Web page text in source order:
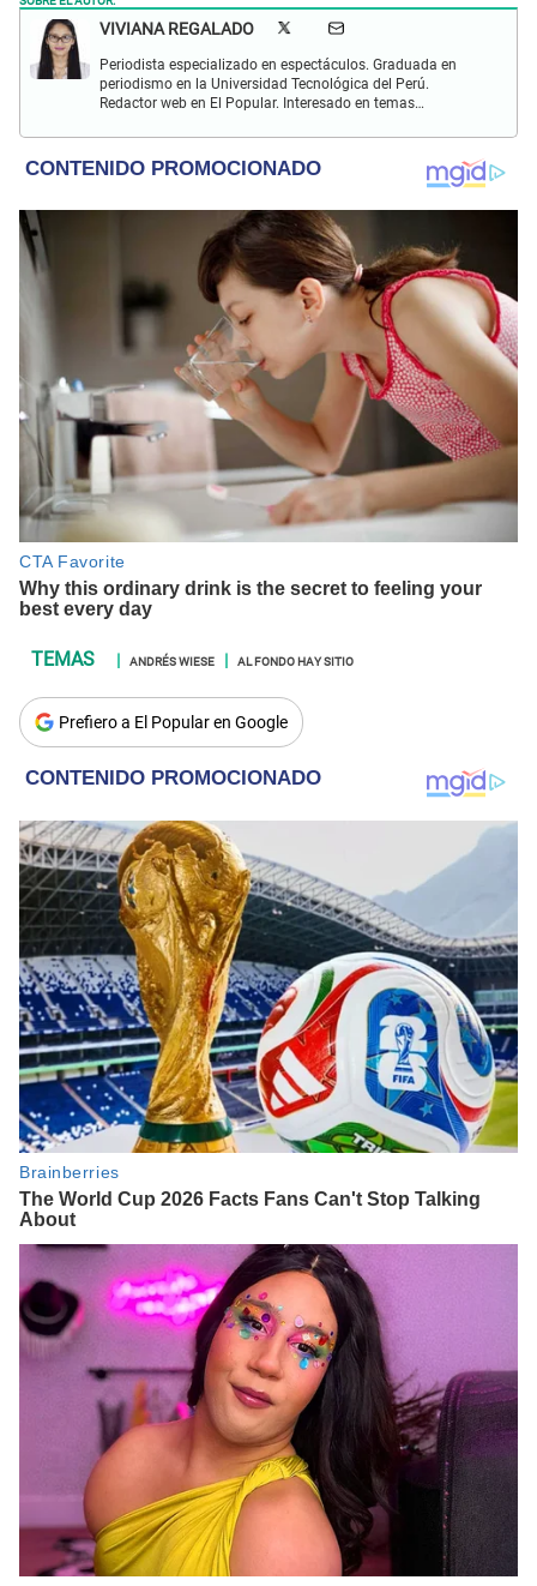
VIVIANA REGALADO
Periodista especializado en espectáculos. Graduada en
periodismo en la Universidad Tecnológica del Perú.
Redactor web en El Popular. Interesado en temas
y crónicas.
ANDRÉS WIESE AL FONDO HAY SITIO
Prefiero a El Popular en Google